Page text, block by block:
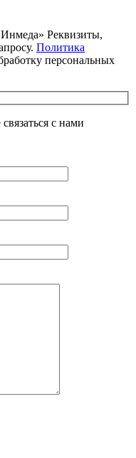
Реквизиты,
Политика
персональных
с нами